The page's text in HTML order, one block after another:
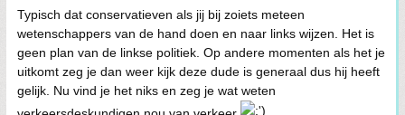
Typisch dat conservatieven als jij bij zoiets meteen
wetenschappers van de hand doen en naar links wijzen. Het is
geen plan van de linkse politiek. Op andere momenten als het je
uitkomt zeg je dan weer kijk deze dude is generaal dus hij heeft
gelijk. Nu vind je het niks en zeg je wat weten